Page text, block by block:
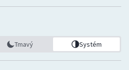
Tmavý Systém